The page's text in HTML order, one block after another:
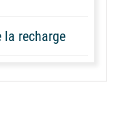
la recharge